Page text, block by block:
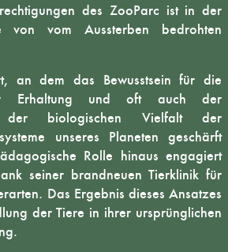
des ZooParc ist in der
von vom Aussterben bedrohten
an dem das Bewusstsein für die
Erhaltung und oft auch der
der biologischen Vielfalt der
unseres Planeten geschärft
Rolle hinaus engagiert
seiner brandneuen Tierklinik für
Das Ergebnis dieses Ansatzes
der Tiere in ihrer ursprünglichen